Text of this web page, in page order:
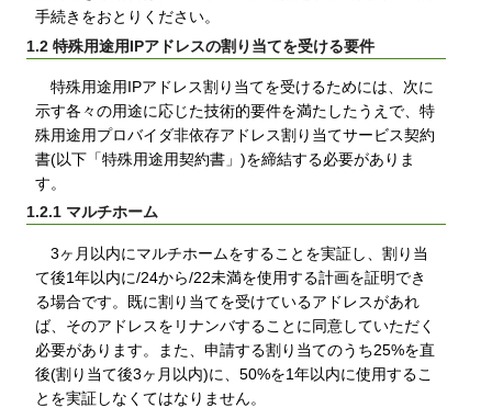
手続きをおとりください。
1.2 特殊用途用IPアドレスの割り当てを受ける要件
特殊用途用IPアドレス割り当てを受けるためには、次に
示す各々の用途に応じた技術的要件を満たしたうえで、特
殊用途用プロバイダ非依存アドレス割り当てサービス契約
書(以下「特殊用途用契約書」)を締結する必要がありま
す。
1.2.1 マルチホーム
3ヶ月以内にマルチホームをすることを実証し、割り当
て後1年以内に/24から/22未満を使用する計画を証明でき
る場合です。既に割り当てを受けているアドレスがあれ
ば、そのアドレスをリナンバすることに同意していただく
必要があります。また、申請する割り当てのうち25%を直
後(割り当て後3ヶ月以内)に、50%を1年以内に使用するこ
とを実証しなくてはなりません。